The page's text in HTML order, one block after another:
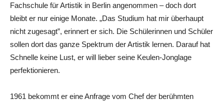
Fachschule für Artistik in Berlin angenommen – doch dort
bleibt er nur einige Monate. „Das Studium hat mir überhaupt
nicht zugesagt”, erinnert er sich. Die Schülerinnen und Schüler
sollen dort das ganze Spektrum der Artistik lernen. Darauf hat
Schnelle keine Lust, er will lieber seine Keulen-Jonglage
perfektionieren.
1961 bekommt er eine Anfrage vom Chef der berühmten